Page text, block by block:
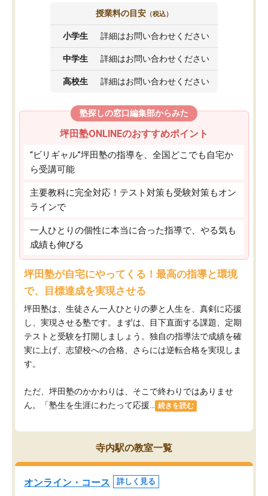
授業料の目安 （税込）
小学生 詳細はお問い合わせください
中学生 詳細はお問い合わせください
高校生 詳細はお問い合わせください
塾探しの窓口編集部からみた
坪田塾ONLINEのおすすめポイント
“ビリギャル”坪田塾の指導を、全国どこでも自宅か
ら受講可能
主要教科に完全対応！テスト対策も受験対策もオン
ラインで
一人ひとりの個性に本当に合った指導で、やる気も
成績も伸びる
坪田塾が自宅にやってくる！最高の指導と環境
で、目標達成を実現させる
坪田塾は、生徒さん一人ひとりの夢と人生を、真剣に応援
し、実現させる塾です。まずは、目下直面する課題、定期
テストと受験を打開しましょう。独自の指導法で成績を確
実に上げ、志望校への合格、さらには逆転合格を実現しま
す。
ただ、坪田塾のかかわりは、そこで終わりではありませ
ん。「塾生を生涯にわたって応援...
続きを読む
寺内駅の教室一覧
オンライン・コース 詳しく見る